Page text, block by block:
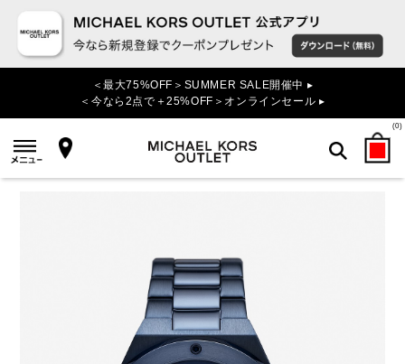
＜最大75%OFF＞SUMMER SALE開催中 ▸
＜今なら2点で＋25%OFF＞オンラインセール ▸
(0)